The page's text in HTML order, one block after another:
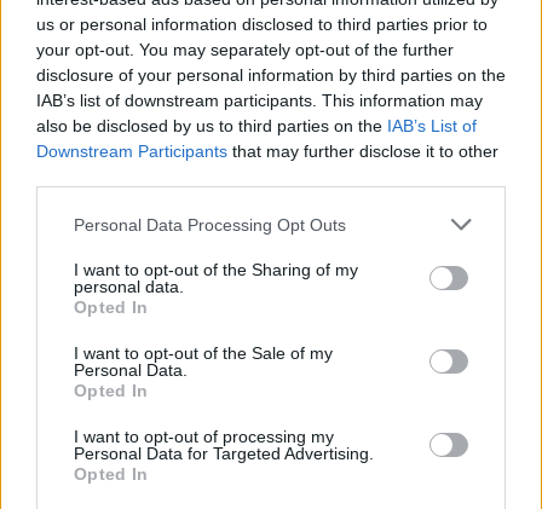
us or personal information disclosed to third parties prior to
your opt-out. You may separately opt-out of the further
disclosure of your personal information by third parties on the
IAB’s list of downstream participants. This information may
also be disclosed by us to third parties on the IAB’s List of
Downstream Participants that may further disclose it to other
Personal Data Processing Opt Outs
I want to opt-out of the Sharing of my
personal data.
Opted In
I want to opt-out of the Sale of my
Personal Data.
Opted In
I want to opt-out of processing my
Personal Data for Targeted Advertising.
Opted In
społeczną i pokój
07 sierpnia 2026 | 16:13
Zwierzchnik UKGK: Świętowanie Przemienienia Pańskiego to
spotkanie z Chrystusem
Popularne